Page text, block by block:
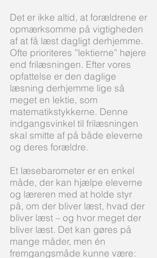
Det er ikke altid, at forældrene er
opmærksomme på vigtigheden
af at få læst dagligt derhjemme.
Ofte prioriteres ”lektierne” højere
end frilæsningen. Efter vores
opfattelse er den daglige
læsning derhjemme lige så
meget en lektie, som
matematikstykkerne. Denne
indgangsvinkel til frilæsningen
skal smitte af på både eleverne
og deres forældre.
Et læsebarometer er en enkel
måde, der kan hjælpe eleverne
og læreren med at holde styr
på, om der bliver læst, hvad der
bliver læst – og hvor meget der
bliver læst. Det kan gøres på
mange måder, men én
fremgangsmåde kunne være: